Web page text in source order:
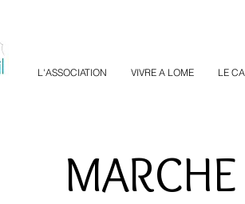
L'ASSOCIATION VIVRE A LOME LE